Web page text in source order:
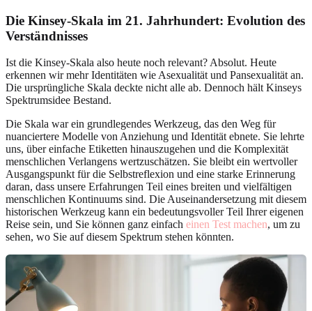
Die Kinsey-Skala im 21. Jahrhundert: Evolution des
Verständnisses
Ist die Kinsey-Skala also heute noch relevant? Absolut. Heute
erkennen wir mehr Identitäten wie Asexualität und Pansexualität an.
Die ursprüngliche Skala deckte nicht alle ab. Dennoch hält Kinseys
Spektrumsidee Bestand.
Die Skala war ein grundlegendes Werkzeug, das den Weg für
nuanciertere Modelle von Anziehung und Identität ebnete. Sie lehrte
uns, über einfache Etiketten hinauszugehen und die Komplexität
menschlichen Verlangens wertzuschätzen. Sie bleibt ein wertvoller
Ausgangspunkt für die Selbstreflexion und eine starke Erinnerung
daran, dass unsere Erfahrungen Teil eines breiten und vielfältigen
menschlichen Kontinuums sind. Die Auseinandersetzung mit diesem
historischen Werkzeug kann ein bedeutungsvoller Teil Ihrer eigenen
Reise sein, und Sie können ganz einfach einen Test machen, um zu
sehen, wo Sie auf diesem Spektrum stehen könnten.